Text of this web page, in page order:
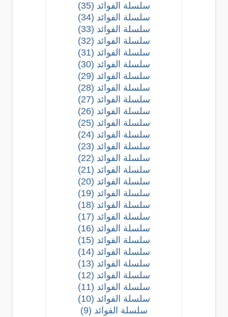
سلسلة الفوائد (35)
سلسلة الفوائد (34)
سلسلة الفوائد (33)
سلسلة الفوائد (32)
سلسلة الفوائد (31)
سلسلة الفوائد (30)
سلسلة الفوائد (29)
سلسلة الفوائد (28)
سلسلة الفوائد (27)
سلسلة الفوائد (26)
سلسلة الفوائد (25)
سلسلة الفوائد (24)
سلسلة الفوائد (23)
سلسلة الفوائد (22)
سلسلة الفوائد (21)
سلسلة الفوائد (20)
سلسلة الفوائد (19)
سلسلة الفوائد (18)
سلسلة الفوائد (17)
سلسلة الفوائد (16)
سلسلة الفوائد (15)
سلسلة الفوائد (14)
سلسلة الفوائد (13)
سلسلة الفوائد (12)
سلسلة الفوائد (11)
سلسلة الفوائد (10)
سلسلة الفوائد (9)